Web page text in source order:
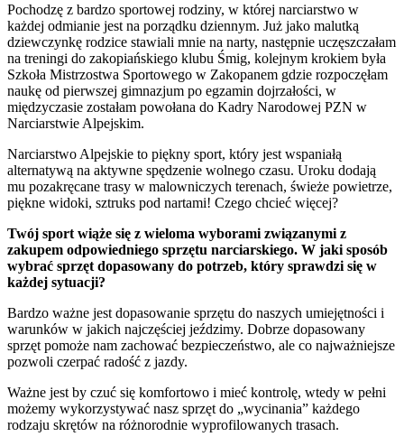
Pochodzę z bardzo sportowej rodziny, w której narciarstwo w
każdej odmianie jest na porządku dziennym. Już jako malutką
dziewczynkę rodzice stawiali mnie na narty, następnie uczęszczałam
na treningi do zakopiańskiego klubu Śmig, kolejnym krokiem była
Szkoła Mistrzostwa Sportowego w Zakopanem gdzie rozpoczęłam
naukę od pierwszej gimnazjum po egzamin dojrzałości, w
międzyczasie zostałam powołana do Kadry Narodowej PZN w
Narciarstwie Alpejskim.
Narciarstwo Alpejskie to piękny sport, który jest wspaniałą
alternatywą na aktywne spędzenie wolnego czasu. Uroku dodają
mu pozakręcane trasy w malowniczych terenach, świeże powietrze,
piękne widoki, sztruks pod nartami! Czego chcieć więcej?
Twój sport wiąże się z wieloma wyborami związanymi z
zakupem odpowiedniego sprzętu narciarskiego. W jaki sposób
wybrać sprzęt dopasowany do potrzeb, który sprawdzi się w
każdej sytuacji?
Bardzo ważne jest dopasowanie sprzętu do naszych umiejętności i
warunków w jakich najczęściej jeździmy. Dobrze dopasowany
sprzęt pomoże nam zachować bezpieczeństwo, ale co najważniejsze
pozwoli czerpać radość z jazdy.
Ważne jest by czuć się komfortowo i mieć kontrolę, wtedy w pełni
możemy wykorzystywać nasz sprzęt do „wycinania” każdego
rodzaju skrętów na różnorodnie wyprofilowanych trasach.